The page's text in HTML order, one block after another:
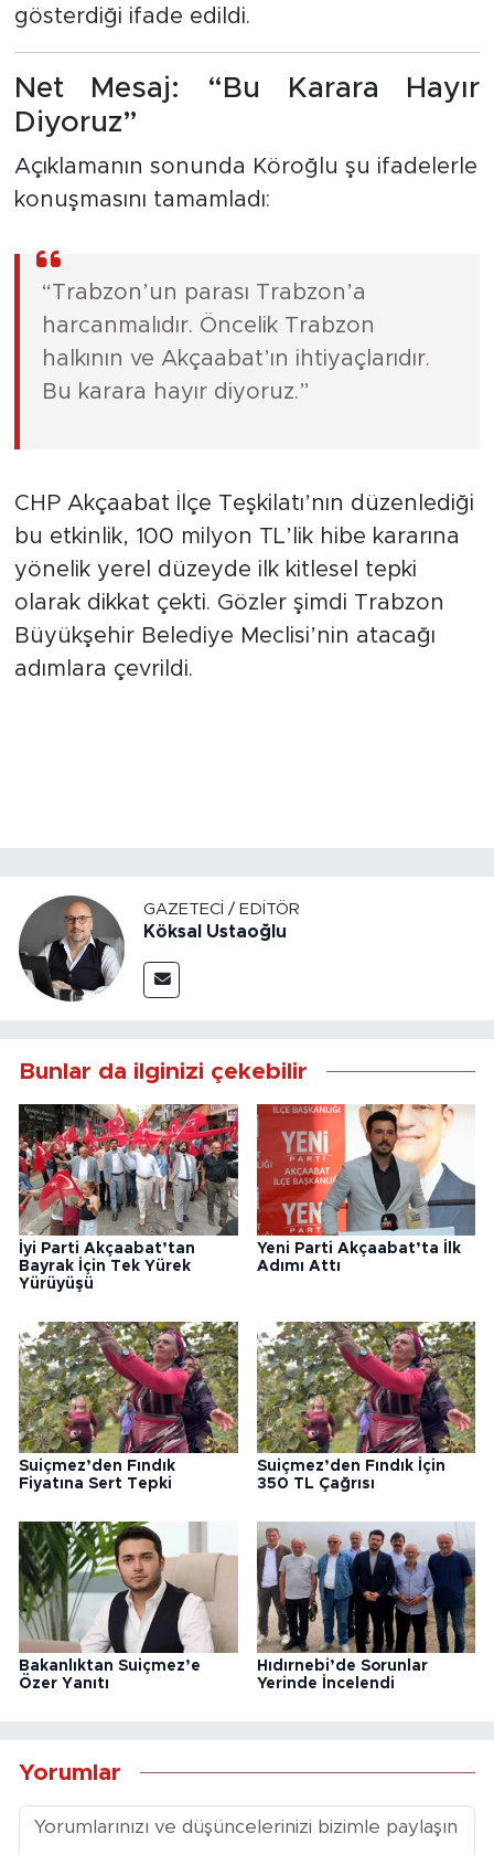
gösterdiği ifade edildi.
Net Mesaj: “Bu Karara Hayır
Diyoruz”
Açıklamanın sonunda Köroğlu şu ifadelerle
konuşmasını tamamladı:
“Trabzon’un parası Trabzon’a
harcanmalıdır. Öncelik Trabzon
halkının ve Akçaabat’ın ihtiyaçlarıdır.
Bu karara hayır diyoruz.”
CHP Akçaabat İlçe Teşkilatı’nın düzenlediği
bu etkinlik, 100 milyon TL’lik hibe kararına
yönelik yerel düzeyde ilk kitlesel tepki
olarak dikkat çekti. Gözler şimdi Trabzon
Büyükşehir Belediye Meclisi’nin atacağı
adımlara çevrildi.
GAZETECI / EDITÖR
Köksal Ustaoğlu
Bunlar da ilginizi çekebilir
İyi Parti Akçaabat’tan
Bayrak İçin Tek Yürek
Yürüyüşü
Yeni Parti Akçaabat’ta İlk
Adımı Attı
Suiçmez’den Fındık
Fiyatına Sert Tepki
Suiçmez’den Fındık İçin
350 TL Çağrısı
Bakanlıktan Suiçmez’e
Özer Yanıtı
Hıdırnebi’de Sorunlar
Yerinde İncelendi
Yorumlar